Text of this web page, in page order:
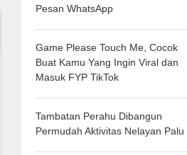
Pesan WhatsApp
Game Please Touch Me, Cocok
Buat Kamu Yang Ingin Viral dan
Masuk FYP TikTok
Tambatan Perahu Dibangun
Permudah Aktivitas Nelayan Palu